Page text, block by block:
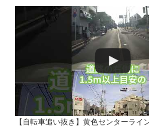
【自転車追い抜き】黄色センターライ